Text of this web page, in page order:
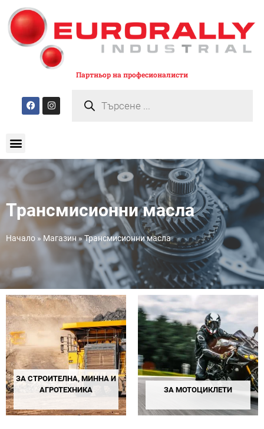
Партньор на професионалисти
Трансмисионни масла
Начало »Магазин»Трансмисионни масла
ЗА СТРОИТЕЛНА, МИННА И
АГРОТЕХНИКА
ЗА МОТОЦИКЛЕТИ